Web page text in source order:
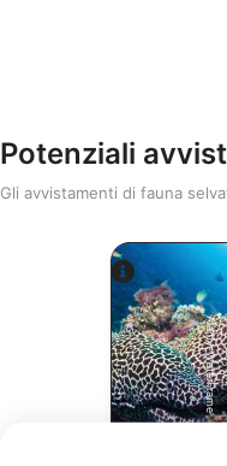
Potenziali
Gli avvistamenti di fauna
Alamy-WaterFrame